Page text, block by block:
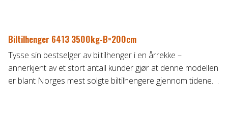
Biltilhenger 6413 3500kg-B=200cm
Tysse sin bestselger av biltilhenger i en årrekke –
annerkjent av et stort antall kunder gjør at denne modellen
er blant Norges mest solgte biltilhengere gjennom tidene. .